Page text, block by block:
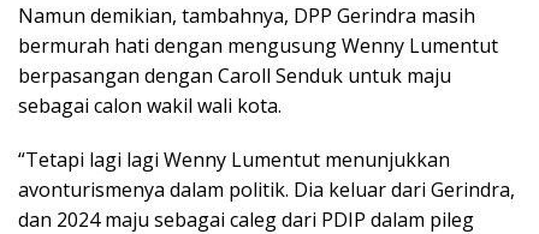
Namun demikian, tambahnya, DPP Gerindra masih
bermurah hati dengan mengusung Wenny Lumentut
berpasangan dengan Caroll Senduk untuk maju
sebagai calon wakil wali kota.
“Tetapi lagi lagi Wenny Lumentut menunjukkan
avonturismenya dalam politik. Dia keluar dari Gerindra,
dan 2024 maju sebagai caleg dari PDIP dalam pileg